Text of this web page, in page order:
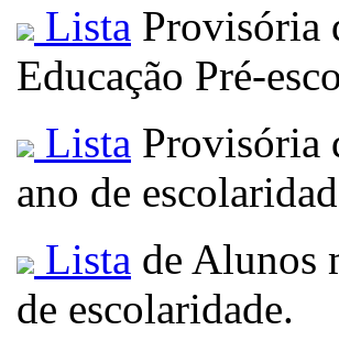
Lista Provisória
Educação Pré-
Lista Provisória
ano de
Lista de Alunos
de escolaridade.